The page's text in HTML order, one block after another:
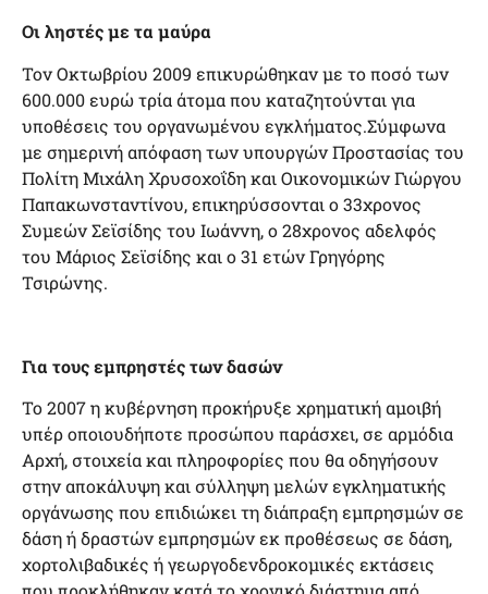
Οι ληστές με τα μαύρα
Τον Οκτωβρίου 2009 επικυρώθηκαν με το ποσό των
600.000 ευρώ τρία άτομα που καταζητούνται για
υποθέσεις του οργανωμένου εγκλήματος.Σύμφωνα
με σημερινή απόφαση των υπουργών Προστασίας του
Πολίτη Μιχάλη Χρυσοχοΐδη και Οικονομικών Γιώργου
Παπακωνσταντίνου, επικηρύσσονται ο 33χρονος
Συμεών Σεϊσίδης του Ιωάννη, ο 28χρονος αδελφός
του Μάριος Σεϊσίδης και ο 31 ετών Γρηγόρης
Τσιρώνης.
Για τους εμπρηστές των δασών
Το 2007 η κυβέρνηση προκήρυξε χρηματική αμοιβή
υπέρ οποιουδήποτε προσώπου παράσχει, σε αρμόδια
Αρχή, στοιχεία και πληροφορίες που θα οδηγήσουν
στην αποκάλυψη και σύλληψη μελών εγκληματικής
οργάνωσης που επιδιώκει τη διάπραξη εμπρησμών σε
δάση ή δραστών εμπρησμών εκ προθέσεως σε δάση,
χορτολιβαδικές ή γεωργοδενδροκομικές εκτάσεις